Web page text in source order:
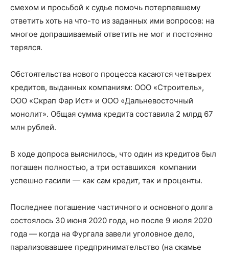
смехом и просьбой к судье помочь потерпевшему
ответить хоть на что-то из заданных ими вопросов: на
многое допрашиваемый ответить не мог и постоянно
терялся.
Обстоятельства нового процесса касаются четвырех
кредитов, выданных компаниям: ООО «Строитель»,
ООО «Скрап Фар Ист» и ООО «Дальневосточный
монолит». Общая сумма кредита составила 2 млрд 67
млн рублей.
В ходе допроса выяснилось, что один из кредитов был
погашен полностью, а три оставшихся компании
успешно гасили — как сам кредит, так и проценты.
Последнее погашение частичного и основного долга
состоялось 30 июня 2020 года, но после 9 июля 2020
года — когда на Фургала завели уголовное дело,
парализовавшее предпринимательство (на скамье